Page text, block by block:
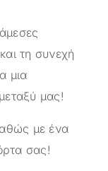
τη συνεχή
μια
μας!
με ένα
σας!